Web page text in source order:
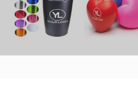
Per lunghezza